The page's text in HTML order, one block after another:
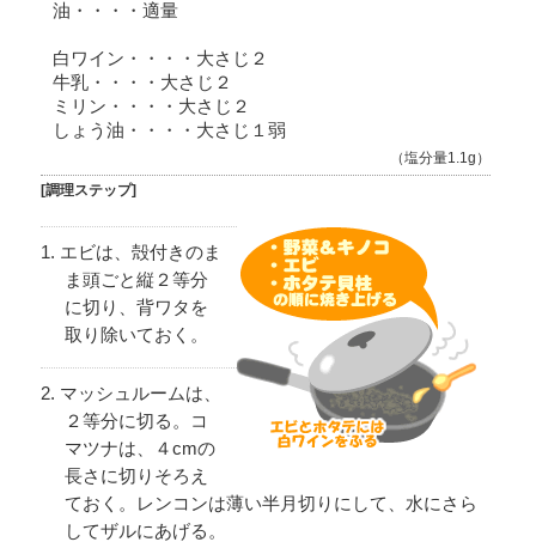
油・・・・適量
白ワイン・・・・大さじ２
牛乳・・・・大さじ２
ミリン・・・・大さじ２
しょう油・・・・大さじ１弱
（塩分量1.1g）
[調理ステップ]
エビは、殻付きのま
ま頭ごと縦２等分
に切り、背ワタを
取り除いておく。
マッシュルームは、
２等分に切る。コ
マツナは、４cmの
長さに切りそろえ
ておく。レンコンは薄い半月切りにして、水にさら
してザルにあげる。